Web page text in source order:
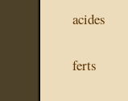
acides
ferts